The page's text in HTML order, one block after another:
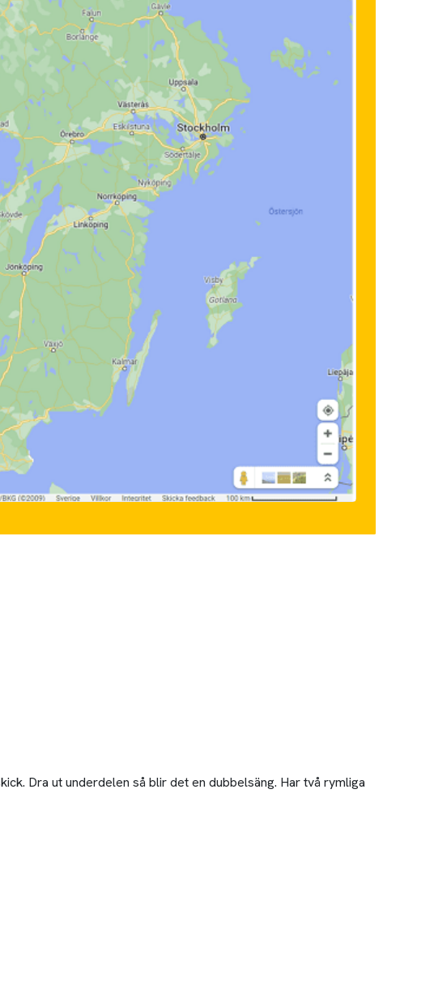
Dra ut underdelen så blir det en dubbelsäng. Har två rymliga